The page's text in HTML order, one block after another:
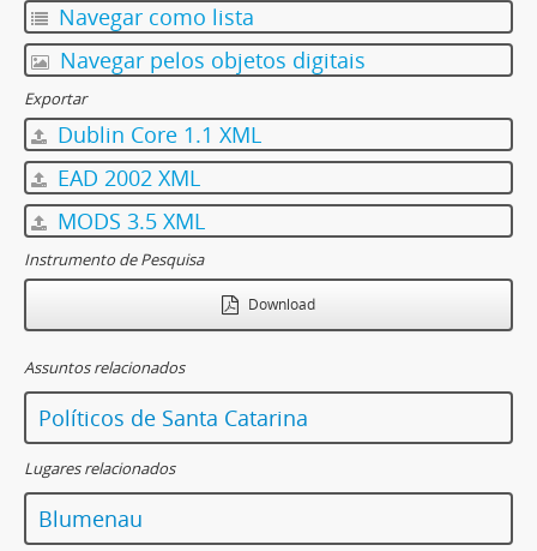
Navegar como lista
Navegar pelos objetos digitais
Exportar
Dublin Core 1.1 XML
EAD 2002 XML
MODS 3.5 XML
Instrumento de Pesquisa
Download
Assuntos relacionados
Políticos de Santa Catarina
Lugares relacionados
Blumenau